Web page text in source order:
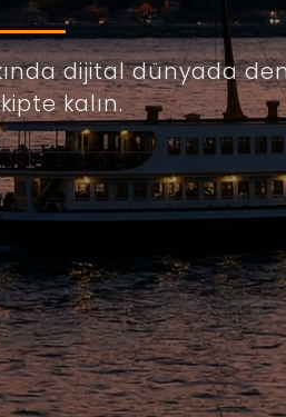
dijital dünyada
kalın.